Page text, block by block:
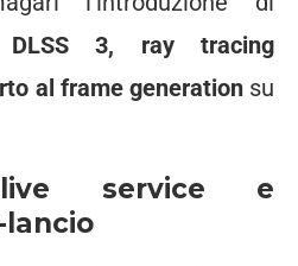
DLSS 3, ray tracing
al frame generationsu
live service e